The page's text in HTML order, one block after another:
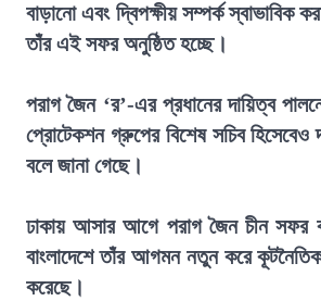
বাড়ানো এবং দ্বিপক্ষীয় সম্পর্ক স্বাভাবিক
তাঁর এই সফর অনুষ্ঠিত হচ্ছে।
পরাগ জৈন ‘র’-এর প্রধানের দায়িত্ব
প্রোটেকশন গ্রুপের বিশেষ সচিব হিসেবেও
বলে জানা গেছে।
ঢাকায় আসার আগে পরাগ জৈন চীন সফর
বাংলাদেশে তাঁর আগমন নতুন করে
করেছে।